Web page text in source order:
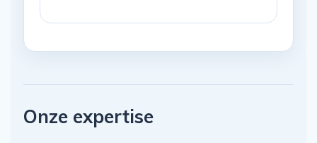
Onze expertise